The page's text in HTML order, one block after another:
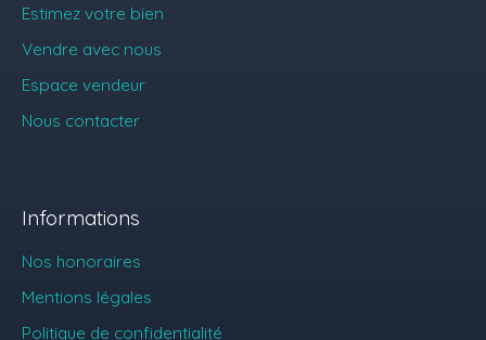
Estimez votre bien
Vendre avec nous
Espace vendeur
Nous contacter
Informations
Nos honoraires
Mentions légales
Politique de confidentialité